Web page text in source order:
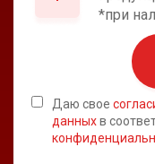
*при
Даю свое
данныхв